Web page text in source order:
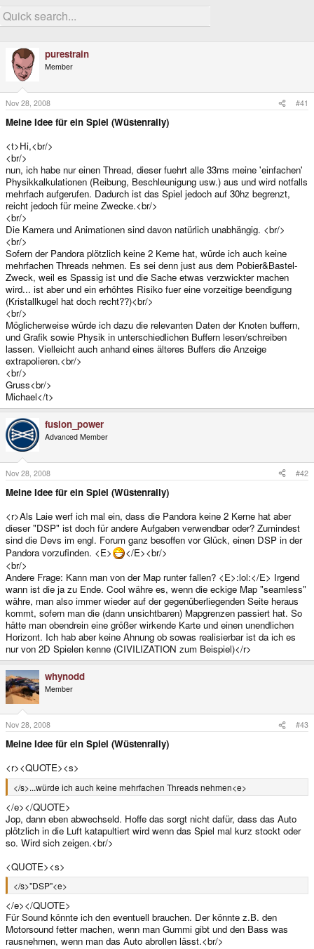
purestrain
Member
Nov 28, 2008 #41
Meine Idee für ein Spiel (Wüstenrally)
<t>Hi,<br/>
<br/>
nun, ich habe nur einen Thread, dieser fuehrt alle 33ms meine 'einfachen'
Physikkalkulationen (Reibung, Beschleunigung usw.) aus und wird notfalls
mehrfach aufgerufen. Dadurch ist das Spiel jedoch auf 30hz begrenzt,
reicht jedoch für meine Zwecke.<br/>
<br/>
Die Kamera und Animationen sind davon natürlich unabhängig. <br/>
<br/>
Sofern der Pandora plötzlich keine 2 Kerne hat, würde ich auch keine
mehrfachen Threads nehmen. Es sei denn just aus dem Pobier&Bastel-
Zweck, weil es Spassig ist und die Sache etwas verzwickter machen
wird... ist aber und ein erhöhtes Risiko fuer eine vorzeitige beendigung
(Kristallkugel hat doch recht??)<br/>
<br/>
Möglicherweise würde ich dazu die relevanten Daten der Knoten buffern,
und Grafik sowie Physik in unterschiedlichen Buffern lesen/schreiben
lassen. Vielleicht auch anhand eines älteres Buffers die Anzeige
extrapolieren.<br/>
<br/>
Gruss<br/>
Michael</t>
fusion_power
Advanced Member
Nov 28, 2008 #42
Meine Idee für ein Spiel (Wüstenrally)
<r>Als Laie werf ich mal ein, dass die Pandora keine 2 Kerne hat aber
dieser "DSP" ist doch für andere Aufgaben verwendbar oder? Zumindest
sind die Devs im engl. Forum ganz besoffen vor Glück, einen DSP in der
Pandora vorzufinden. <E>
</E><br/>
<br/>
Andere Frage: Kann man von der Map runter fallen? <E>:lol:</E> Irgend
wann ist die ja zu Ende. Cool währe es, wenn die eckige Map "seamless"
währe, man also immer wieder auf der gegenüberliegenden Seite heraus
kommt, sofern man die (dann unsichtbaren) Mapgrenzen passiert hat. So
hätte man obendrein eine größer wirkende Karte und einen unendlichen
Horizont. Ich hab aber keine Ahnung ob sowas realisierbar ist da ich es
nur von 2D Spielen kenne (CIVILIZATION zum Beispiel)</r>
whynodd
Member
Nov 28, 2008 #43
Meine Idee für ein Spiel (Wüstenrally)
<r><QUOTE><s>
</s>...würde ich auch keine mehrfachen Threads nehmen<e>
</e></QUOTE>
Jop, dann eben abwechseld. Hoffe das sorgt nicht dafür, dass das Auto
plötzlich in die Luft katapultiert wird wenn das Spiel mal kurz stockt oder
so. Wird sich zeigen.<br/>
<QUOTE><s>
</s>"DSP"<e>
</e></QUOTE>
Für Sound könnte ich den eventuell brauchen. Der könnte z.B. den
Motorsound fetter machen, wenn man Gummi gibt und den Bass was
rausnehmen, wenn man das Auto abrollen lässt.<br/>